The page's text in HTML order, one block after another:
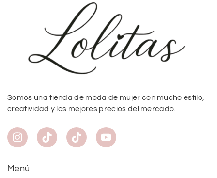
Somos una tienda de moda de mujer con mucho estilo,
creatividad y los mejores precios del mercado.
Menú